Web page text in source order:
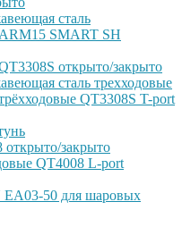
сталь
SMART SH
открыто/закрыто
сталь трехходовые
QT3308S T-port
закрыто
QT4008 L-port
50 для шаровых